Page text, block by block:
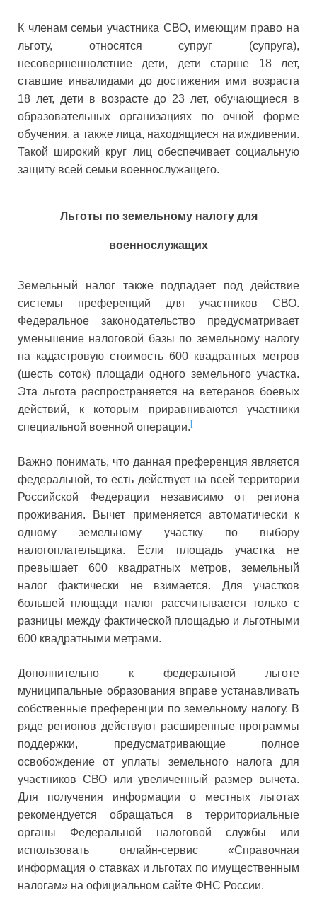
К членам семьи участника СВО, имеющим право на
льготу, относятся супруг (супруга),
несовершеннолетние дети, дети старше 18 лет,
ставшие инвалидами до достижения ими возраста
18 лет, дети в возрасте до 23 лет, обучающиеся в
образовательных организациях по очной форме
обучения, а также лица, находящиеся на иждивении.
Такой широкий круг лиц обеспечивает социальную
защиту всей семьи военнослужащего.
Льготы по земельному налогу для
военнослужащих
Земельный налог также подпадает под действие
системы преференций для участников СВО.
Федеральное законодательство предусматривает
уменьшение налоговой базы по земельному налогу
на кадастровую стоимость 600 квадратных метров
(шесть соток) площади одного земельного участка.
Эта льгота распространяется на ветеранов боевых
действий, к которым приравниваются участники
специальной военной операции. [
Важно понимать, что данная преференция является
федеральной, то есть действует на всей территории
Российской Федерации независимо от региона
проживания. Вычет применяется автоматически к
одному земельному участку по выбору
налогоплательщика. Если площадь участка не
превышает 600 квадратных метров, земельный
налог фактически не взимается. Для участков
большей площади налог рассчитывается только с
разницы между фактической площадью и льготными
600 квадратными метрами.
Дополнительно к федеральной льготе
муниципальные образования вправе устанавливать
собственные преференции по земельному налогу. В
ряде регионов действуют расширенные программы
поддержки, предусматривающие полное
освобождение от уплаты земельного налога для
участников СВО или увеличенный размер вычета.
Для получения информации о местных льготах
рекомендуется обращаться в территориальные
органы Федеральной налоговой службы или
использовать онлайн-сервис «Справочная
информация о ставках и льготах по имущественным
налогам» на официальном сайте ФНС России.